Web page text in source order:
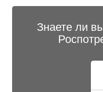
Знаете ли